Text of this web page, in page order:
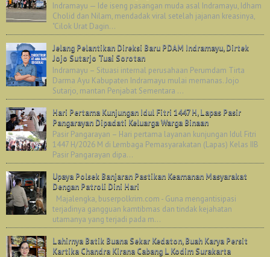
Indramayu — Ide iseng pasangan muda asal Indramayu, Idham
Cholid dan Nilam, mendadak viral setelah jajanan kreasinya,
"Cilok Urat Dagin...
Jelang Pelantikan Direksi Baru PDAM Indramayu, Dirtek
Jojo Sutarjo Tuai Sorotan
Indramayu – Situasi internal perusahaan Perumdam Tirta
Darma Ayu Kabupaten Indramayu mulai memanas. Jojo
Sutarjo, mantan Penjabat Sementara ...
Hari Pertama Kunjungan Idul Fitri 1447 H, Lapas Pasir
Pangarayan Dipadati Keluarga Warga Binaan
Pasir Pangarayan – Hari pertama layanan kunjungan Idul Fitri
1447 H/2026 M di Lembaga Pemasyarakatan (Lapas) Kelas IIB
Pasir Pangarayan dipa...
Upaya Polsek Banjaran Pastikan Keamanan Masyarakat
Dengan Patroli Dini Hari
Majalengka, buserpolkrim.com - Guna mengantisipasi
terjadinya gangguan kamtibmas dan tindak kejahatan
utamanya yang terjadi pada m...
Lahirnya Batik Buana Sekar Kedaton, Buah Karya Persit
Kartika Chandra Kirana Cabang L Kodim Surakarta